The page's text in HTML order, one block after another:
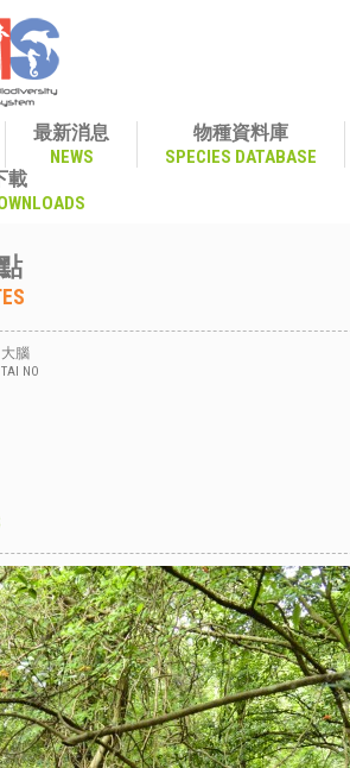
最新消息
NEWS
物種資料庫
SPECIES DATABASE
載
大腦
TAI NO